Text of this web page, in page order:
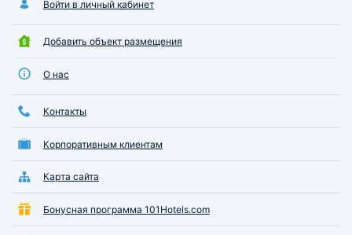
Войти в личный кабинет
Добавить объект размещения
О нас
Контакты
Корпоративным клиентам
Карта сайта
Бонусная программа 101Hotels.com